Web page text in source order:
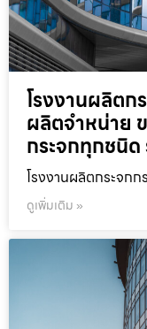
โรงงานผลิตก
ผลิตจำหน่าย
กระจกทุกชนิด
โรงงานผลิตกระจกก
ดูเพิ่มเติม »